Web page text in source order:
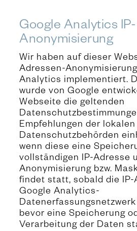
Google Analytics IP-
Anonymisierung
Wir haben auf dieser
Adressen-
Analytics implementiert.
wurde von Google
Webseite die geltenden
Empfehlungen der lokalen
Datenschutzbehörden
wenn diese eine
vollständigen IP-Adresse
Anonymisierung bzw.
findet statt, sobald die IP-
Google Analytics-
bevor eine Speicherung
Verarbeitung der Daten